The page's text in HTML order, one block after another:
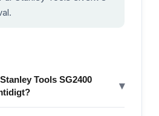
Tools SG2400
▾